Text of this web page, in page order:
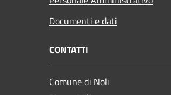
Documenti e dati
CONTATTI
Comune di Noli